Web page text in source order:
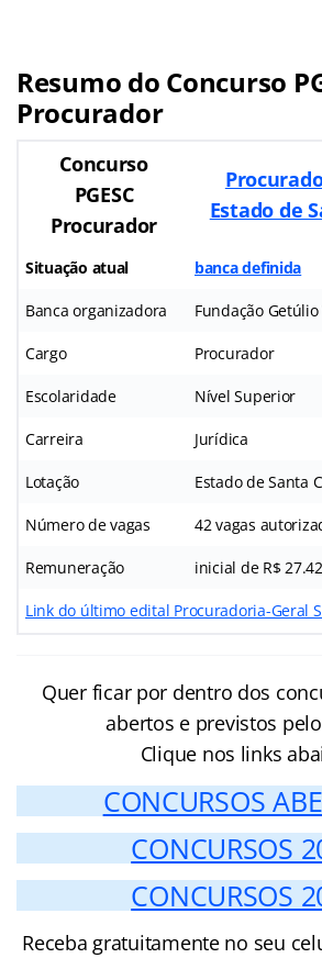
Resumo do Concurso
Procurador
Concurso
PGESC
Procurador
Estado de
Situação atual banca definida
Banca organizadora Fundação Getúlio
Cargo Procurador
Escolaridade Nível Superior
Carreira Jurídica
Lotação Estado de Santa
Número de vagas 42 vagas
Remuneração inicial de R$
Link do último edital Procuradoria-Geral
Quer ficar por dentro dos
abertos e previstos
Clique nos links
CONCURSOS
CONCURSOS
CONCURSOS
Receba gratuitamente no seu